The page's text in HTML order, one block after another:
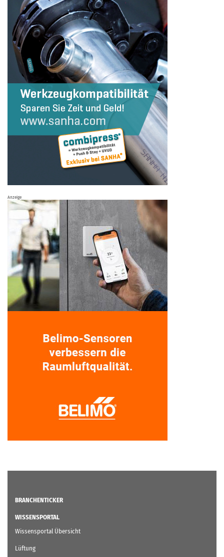
Anzeige
BRANCHENTICKER
WISSENSPORTAL
Wissensportal Übersicht
Lüftung